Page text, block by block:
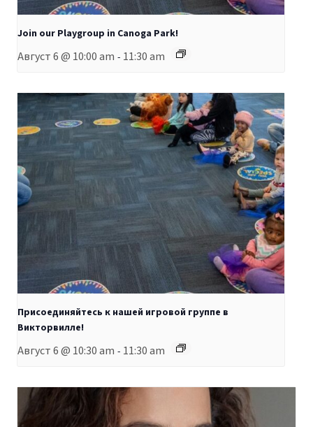
Join our Playgroup in Canoga Park!
Август 6 @ 10:00 am - 11:30 am
Присоединяйтесь к нашей игровой группе в
Викторвилле!
Август 6 @ 10:30 am - 11:30 am